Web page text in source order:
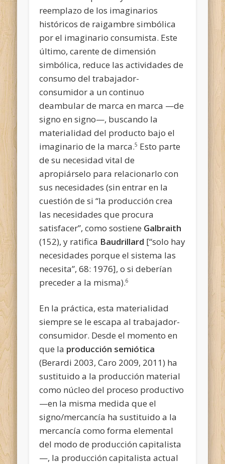
reemplazo de los imaginarios
históricos de raigambre simbólica
por el imaginario consumista. Este
último, carente de dimensión
simbólica, reduce las actividades de
consumo del trabajador-
consumidor a un continuo
deambular de marca en marca —de
signo en signo—, buscando la
materialidad del producto bajo el
imaginario de la marca.5 Esto parte
de su necesidad vital de
apropiárselo para relacionarlo con
sus necesidades (sin entrar en la
cuestión de si “la producción crea
las necesidades que procura
satisfacer”, como sostiene Galbraith
(152), y ratifica Baudrillard [“solo hay
necesidades porque el sistema las
necesita”, 68: 1976], o si deberían
preceder a la misma).6
En la práctica, esta materialidad
siempre se le escapa al trabajador-
consumidor. Desde el momento en
que la producción semiótica
(Berardi 2003, Caro 2009, 2011) ha
sustituido a la producción material
como núcleo del proceso productivo
—en la misma medida que el
signo/mercancía ha sustituido a la
mercancía como forma elemental
del modo de producción capitalista
—, la producción capitalista actual